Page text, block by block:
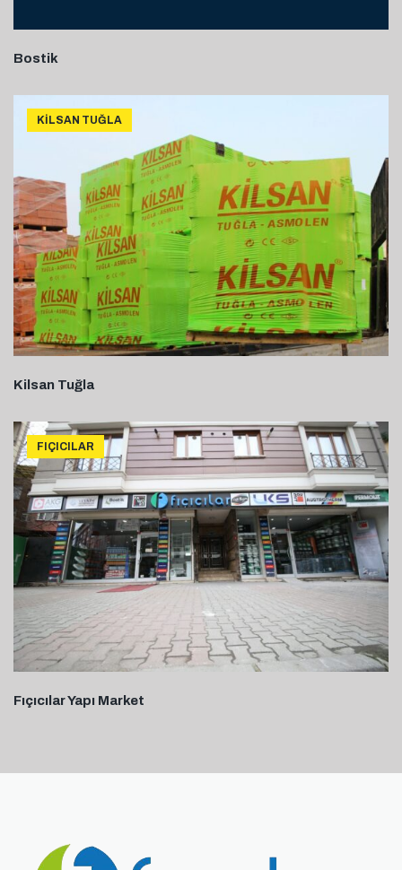
Bostik
KILSAN TUĞLA
Kilsan Tuğla
FIÇICILAR
Fıçıcılar Yapı Market